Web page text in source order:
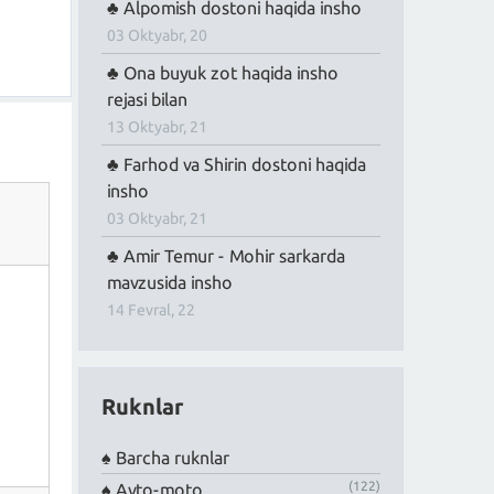
Alpomish dostoni haqida insho
03 Oktyabr, 20
Ona buyuk zot haqida insho
rejasi bilan
13 Oktyabr, 21
Farhod va Shirin dostoni haqida
insho
03 Oktyabr, 21
Amir Temur - Mohir sarkarda
mavzusida insho
14 Fevral, 22
Ruknlar
Barcha ruknlar
Avto-moto
(122)